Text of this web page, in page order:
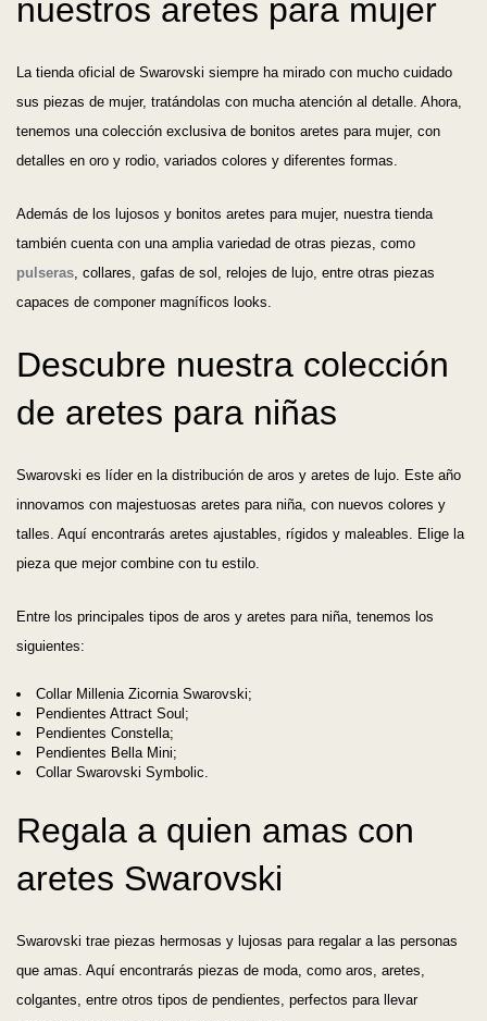
nuestros aretes para mujer
La tienda oficial de Swarovski siempre ha mirado con mucho cuidado
sus piezas de mujer, tratándolas con mucha atención al detalle. Ahora,
tenemos una colección exclusiva de bonitos aretes para mujer, con
detalles en oro y rodio, variados colores y diferentes formas.
Además de los lujosos y bonitos aretes para mujer, nuestra tienda
también cuenta con una amplia variedad de otras piezas, como
pulseras , collares, gafas de sol, relojes de lujo, entre otras piezas
capaces de componer magníficos looks.
Descubre nuestra colección
de aretes para niñas
Swarovski es líder en la distribución de aros y aretes de lujo. Este año
innovamos con majestuosas aretes para niña, con nuevos colores y
talles. Aquí encontrarás aretes ajustables, rígidos y maleables. Elige la
pieza que mejor combine con tu estilo.
Entre los principales tipos de aros y aretes para niña, tenemos los
siguientes:
Collar Millenia Zicornia Swarovski;
Pendientes Attract Soul;
Pendientes Constella;
Pendientes Bella Mini;
Collar Swarovski Symbolic.
Regala a quien amas con
aretes Swarovski
Swarovski trae piezas hermosas y lujosas para regalar a las personas
que amas. Aquí encontrarás piezas de moda, como aros, aretes,
colgantes, entre otros tipos de pendientes, perfectos para llevar